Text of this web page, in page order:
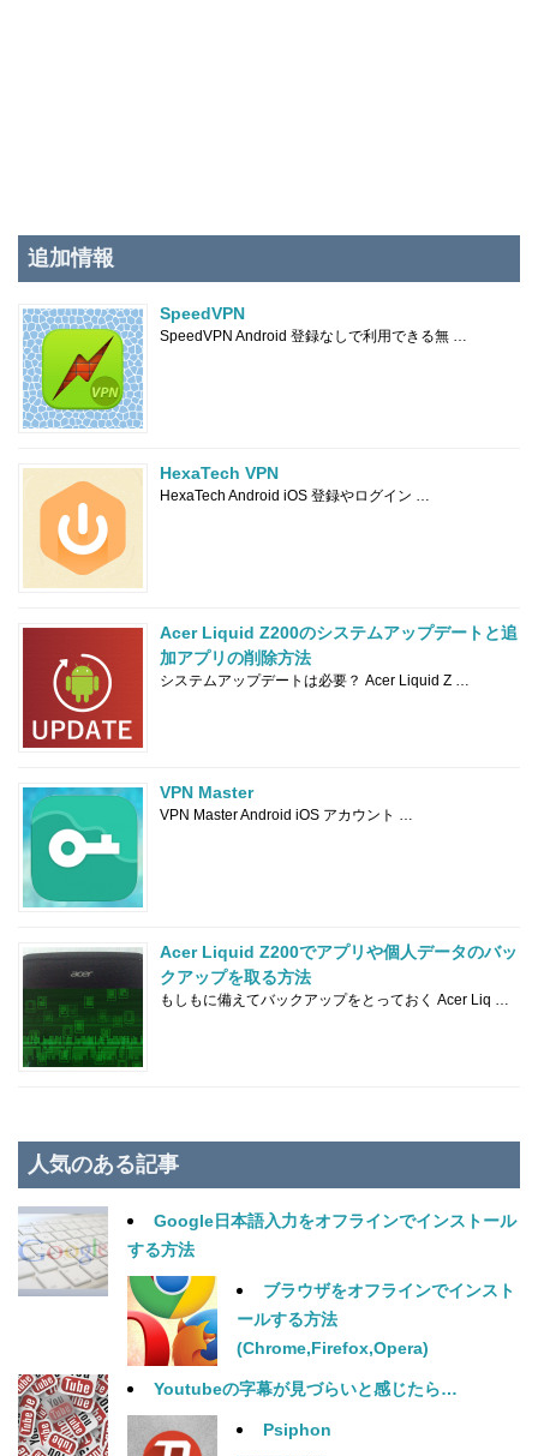
追加情報
SpeedVPN
SpeedVPN Android 登録なしで利用できる無 …
HexaTech VPN
HexaTech Android iOS 登録やログイン …
Acer Liquid Z200のシステムアップデートと追
加アプリの削除方法
システムアップデートは必要？ Acer Liquid Z …
VPN Master
VPN Master Android iOS アカウント …
Acer Liquid Z200でアプリや個人データのバッ
クアップを取る方法
もしもに備えてバックアップをとっておく Acer Liq …
人気のある記事
Google日本語入力をオフラインでインストール
する方法
ブラウザをオフラインでインスト
ールする方法
(Chrome,Firefox,Opera)
Youtubeの字幕が見づらいと感じたら…
Psiphon